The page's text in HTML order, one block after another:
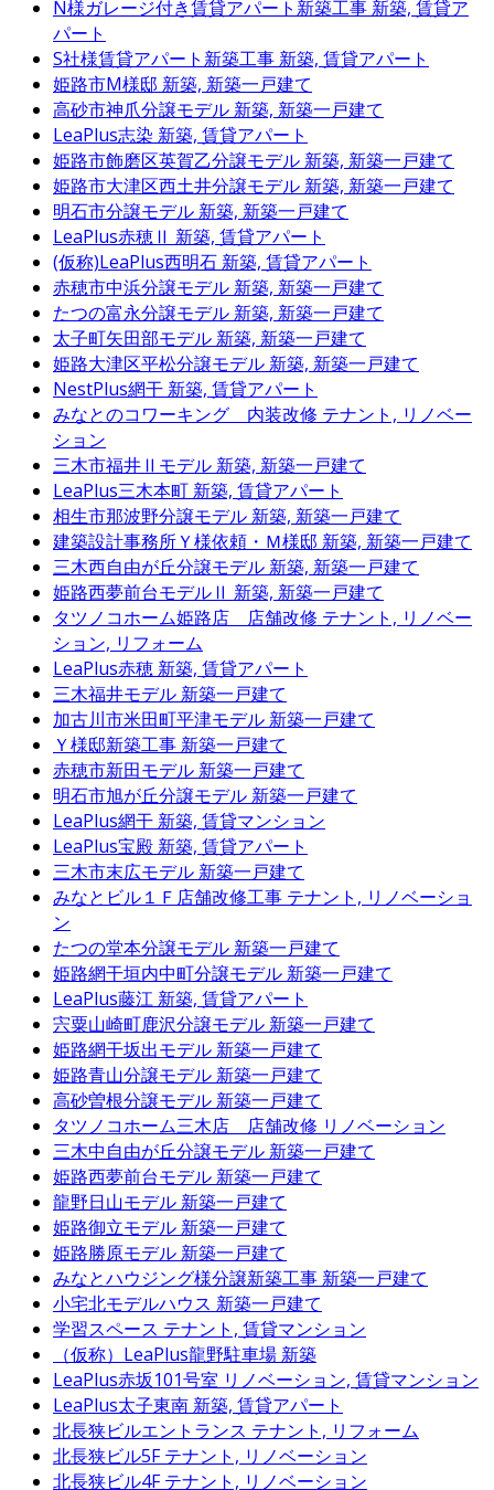
N様ガレージ付き賃貸アパート新築工事 新築, 賃貸ア
パート
S社様賃貸アパート新築工事 新築, 賃貸アパート
姫路市M様邸 新築, 新築一戸建て
高砂市神爪分譲モデル 新築, 新築一戸建て
LeaPlus志染 新築, 賃貸アパート
姫路市飾磨区英賀乙分譲モデル 新築, 新築一戸建て
姫路市大津区西土井分譲モデル 新築, 新築一戸建て
明石市分譲モデル 新築, 新築一戸建て
LeaPlus赤穂Ⅱ 新築, 賃貸アパート
(仮称)LeaPlus西明石 新築, 賃貸アパート
赤穂市中浜分譲モデル 新築, 新築一戸建て
たつの富永分譲モデル 新築, 新築一戸建て
太子町矢田部モデル 新築, 新築一戸建て
姫路大津区平松分譲モデル 新築, 新築一戸建て
NestPlus網干 新築, 賃貸アパート
みなとのコワーキング 内装改修 テナント, リノベー
ション
三木市福井Ⅱモデル 新築, 新築一戸建て
LeaPlus三木本町 新築, 賃貸アパート
相生市那波野分譲モデル 新築, 新築一戸建て
建築設計事務所Ｙ様依頼・Ｍ様邸 新築, 新築一戸建て
三木西自由が丘分譲モデル 新築, 新築一戸建て
姫路西夢前台モデルⅡ 新築, 新築一戸建て
タツノコホーム姫路店 店舗改修 テナント, リノベー
ション, リフォーム
LeaPlus赤穂 新築, 賃貸アパート
三木福井モデル 新築一戸建て
加古川市米田町平津モデル 新築一戸建て
Ｙ様邸新築工事 新築一戸建て
赤穂市新田モデル 新築一戸建て
明石市旭が丘分譲モデル 新築一戸建て
LeaPlus網干 新築, 賃貸マンション
LeaPlus宝殿 新築, 賃貸アパート
三木市末広モデル 新築一戸建て
みなとビル１Ｆ店舗改修工事 テナント, リノベーショ
ン
たつの堂本分譲モデル 新築一戸建て
姫路網干垣内中町分譲モデル 新築一戸建て
LeaPlus藤江 新築, 賃貸アパート
宍粟山崎町鹿沢分譲モデル 新築一戸建て
姫路網干坂出モデル 新築一戸建て
姫路青山分譲モデル 新築一戸建て
高砂曽根分譲モデル 新築一戸建て
タツノコホーム三木店 店舗改修 リノベーション
三木中自由が丘分譲モデル 新築一戸建て
姫路西夢前台モデル 新築一戸建て
龍野日山モデル 新築一戸建て
姫路御立モデル 新築一戸建て
姫路勝原モデル 新築一戸建て
みなとハウジング様分譲新築工事 新築一戸建て
小宅北モデルハウス 新築一戸建て
学習スペース テナント, 賃貸マンション
（仮称）LeaPlus龍野駐車場 新築
LeaPlus赤坂101号室 リノベーション, 賃貸マンション
LeaPlus太子東南 新築, 賃貸アパート
北長狭ビルエントランス テナント, リフォーム
北長狭ビル5Fテナント, リノベーション
北長狭ビル4Fテナント, リノベーション